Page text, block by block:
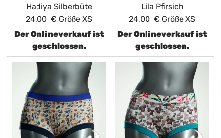
Hadiya Silberbüte
24,00 € Größe XS
Der Onlineverkauf ist
geschlossen.
Lila Pfirsich
24,00 € Größe XS
Der Onlineverkauf ist
geschlossen.